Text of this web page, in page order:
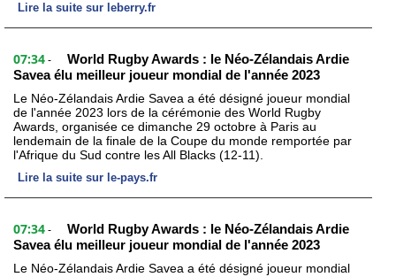
Lire la suite sur leberry.fr
07:34 -
World Rugby Awards : le Néo-Zélandais Ardie
Savea élu meilleur joueur mondial de l'année 2023
Le Néo-Zélandais Ardie Savea a été désigné joueur mondial
de l'année 2023 lors de la cérémonie des World Rugby
Awards, organisée ce dimanche 29 octobre à Paris au
lendemain de la finale de la Coupe du monde remportée par
l'Afrique du Sud contre les All Blacks (12-11).
Lire la suite sur le-pays.fr
07:34 -
World Rugby Awards : le Néo-Zélandais Ardie
Savea élu meilleur joueur mondial de l'année 2023
Le Néo-Zélandais Ardie Savea a été désigné joueur mondial